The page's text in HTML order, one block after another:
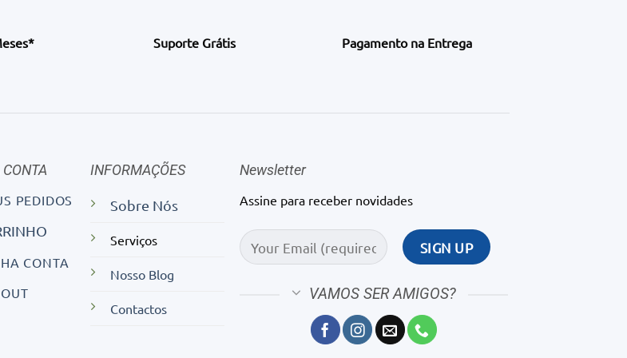
Suporte Grátis Pagamento na Entrega
PEDIDOS
CONTA
INFORMAÇÕES
Sobre Nós
Serviços
Nosso Blog
Contactos
Newsletter
Assine para receber novidades
VAMOS SER AMIGOS?